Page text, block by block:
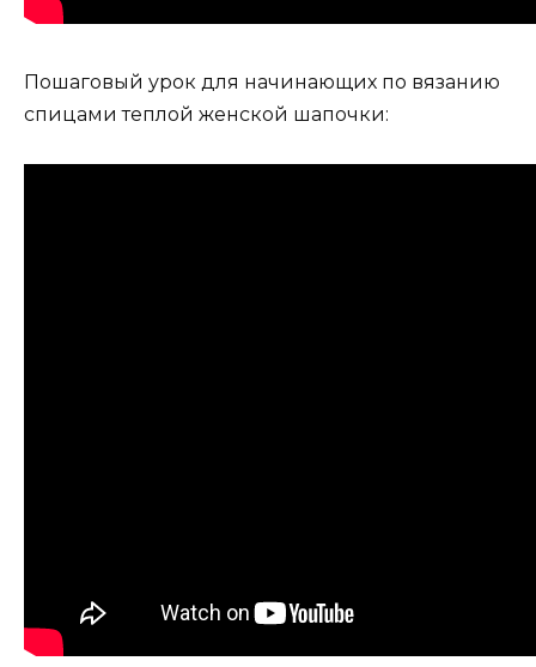
Пошаговый урок для начинающих по вязанию
спицами теплой женской шапочки: